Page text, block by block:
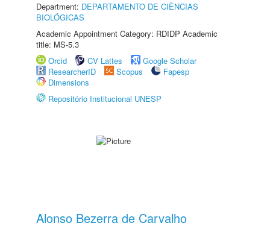
Department: DEPARTAMENTO DE CIÊNCIAS
BIOLÓGICAS
Academic Appointment Category: RDIDP Academic
title: MS-5.3
Orcid
CV Lattes
Google Scholar
ResearcherID
Scopus
Fapesp
Dimensions
Repositório Institucional UNESP
Alonso Bezerra de Carvalho